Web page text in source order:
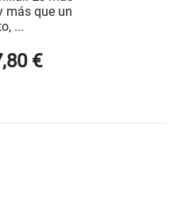
más que un
...
€